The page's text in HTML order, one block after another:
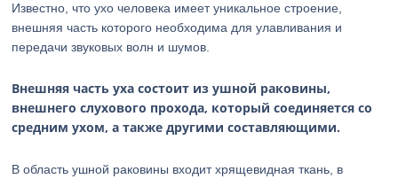
Известно, что ухо человека имеет уникальное строение,
внешняя часть которого необходима для улавливания и
передачи звуковых волн и шумов.
Внешняя часть уха состоит из ушной раковины,
внешнего слухового прохода, который соединяется со
средним ухом, а также другими составляющими.
В область ушной раковины входит хрящевидная ткань, в